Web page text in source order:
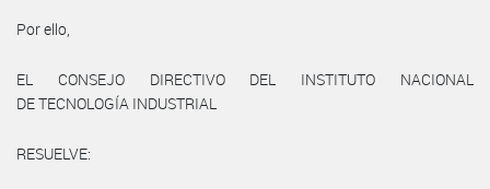
Por ello,
EL CONSEJO DIRECTIVO DEL INSTITUTO NACIONAL
DE TECNOLOGÍA INDUSTRIAL
RESUELVE: